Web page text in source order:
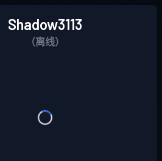
Shadow3113
（离线）